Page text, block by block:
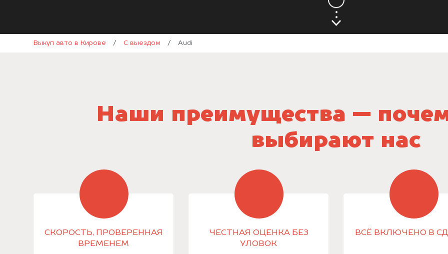
Выкуп авто в Кирове / С выездом / Audi
Наши преимущества —
выбирают нас
СКОРОСТЬ, ПРОВЕРЕННАЯ
ВРЕМЕНЕМ
ЧЕСТНАЯ ОЦЕНКА БЕЗ
УЛОВОК
ВСЁ ВКЛЮЧЕНО В